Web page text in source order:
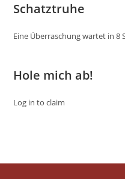
Schatztruhe
Eine Überraschung wartet in 8
Hole mich ab!
Log in to claim